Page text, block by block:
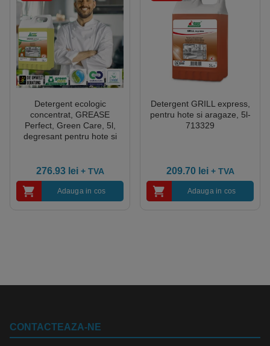
Detergent ecologic
concentrat, GREASE
Perfect, Green Care, 5l,
degresant pentru hote si
frigidere, cuptoare cu
convectie, certificat
Ecolabel, Cradle-to-Cradle,
Biodegradabil Complet
276.93 lei + TVA
Adauga in cos
Detergent GRILL express,
pentru hote si aragaze, 5l-
713329
209.70 lei + TVA
Adauga in cos
CONTACTEAZA-NE